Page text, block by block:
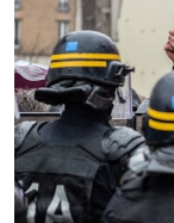
商業
科技
影片
名家榜
灼見活動